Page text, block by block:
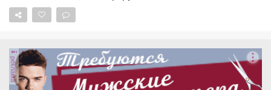
https://lizaalert.org/forum/viewtopic.php?t=371500
#ЛизаАлерт #ЛизаАлертКузбасс #ПропалЧеловек
реклама